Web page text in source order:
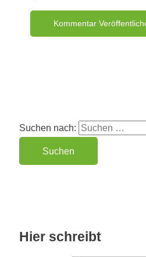
Suchen nach:
Hier schreibt